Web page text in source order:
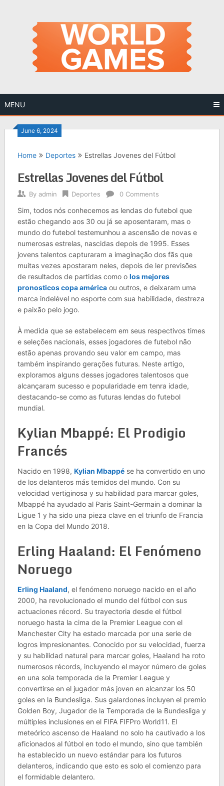
MENU
June 6, 2024
Home Deportes Estrellas Jovenes del Fútbol
Estrellas Jovenes del Fútbol
By admin Deportes 0 Comments
Sim, todos nós conhecemos as lendas do futebol que
estão chegando aos 30 ou já se aposentaram, mas o
mundo do futebol testemunhou a ascensão de novas e
numerosas estrelas, nascidas depois de 1995. Esses
jovens talentos capturaram a imaginação dos fãs que
muitas vezes apostaram neles, depois de ler previsões
de resultados de partidas como o los mejores
pronosticos copa américaou outros, e deixaram uma
marca indelével no esporte com sua habilidade, destreza
e paixão pelo jogo.
À medida que se estabelecem em seus respectivos times
e seleções nacionais, esses jogadores de futebol não
estão apenas provando seu valor em campo, mas
também inspirando gerações futuras. Neste artigo,
exploramos alguns desses jogadores talentosos que
alcançaram sucesso e popularidade em tenra idade,
destacando-se como as futuras lendas do futebol
mundial.
Kylian Mbappé: El Prodigio
Francés
Nacido en 1998, Kylian Mbappése ha convertido en uno
de los delanteros más temidos del mundo. Con su
velocidad vertiginosa y su habilidad para marcar goles,
Mbappé ha ayudado al Paris Saint-Germain a dominar la
Ligue 1 y ha sido una pieza clave en el triunfo de Francia
en la Copa del Mundo 2018.
Erling Haaland: El Fenómeno
Noruego
Erling Haaland, el fenómeno noruego nacido en el año
2000, ha revolucionado el mundo del fútbol con sus
actuaciones récord. Su trayectoria desde el fútbol
noruego hasta la cima de la Premier League con el
Manchester City ha estado marcada por una serie de
logros impresionantes. Conocido por su velocidad, fuerza
y su habilidad natural para marcar goles, Haaland ha roto
numerosos récords, incluyendo el mayor número de goles
en una sola temporada de la Premier League y
convertirse en el jugador más joven en alcanzar los 50
goles en la Bundesliga. Sus galardones incluyen el premio
Golden Boy, Jugador de la Temporada de la Bundesliga y
múltiples inclusiones en el FIFA FIFPro World11. El
meteórico ascenso de Haaland no solo ha cautivado a los
aficionados al fútbol en todo el mundo, sino que también
ha establecido un nuevo estándar para los futuros
delanteros, indicando que esto es solo el comienzo para
el formidable delantero.